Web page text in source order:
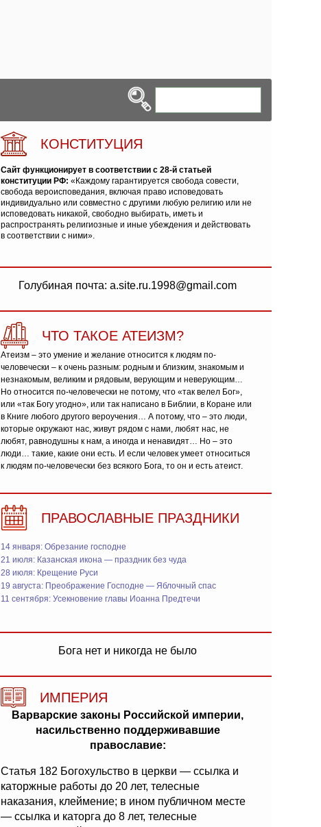
КОНСТИТУЦИЯ
Сайт функционирует в соответствии с 28-й статьей
конституции РФ: «Каждому гарантируется свобода совести,
свобода вероисповедания, включая право исповедовать
индивидуально или совместно с другими любую религию или не
исповедовать никакой, свободно выбирать, иметь и
распространять религиозные и иные убеждения и действовать
в соответствии с ними».
Голубиная почта: a.site.ru.1998@gmail.com
ЧТО ТАКОЕ АТЕИЗМ?
Атеизм – это умение и желание относится к людям по-
человечески – к очень разным: родным и близким, знакомым и
незнакомым, великим и рядовым, верующим и неверующим…
Но относится по-человечески не потому, что «так велел Бог»,
или «так Богу угодно», или так написано в Библии, в Коране или
в Книге любого другого вероучения… А потому, что – это люди,
которые окружают нас, живут рядом с нами, любят нас, не
любят, равнодушны к нам, а иногда и ненавидят… Но – это
люди… такие, какие они есть. И если человек умеет относиться
к людям по-человечески без всякого Бога, то он и есть атеист.
ПРАВОСЛАВНЫЕ ПРАЗДНИКИ
14 января: Обрезание господне
21 июля: Казанская икона — праздник без чуда
28 июля: Крещение Руси
19 августа: Преображение Господне — Яблочный спас
11 сентября: Усекновение главы Иоанна Предтечи
Бога нет и никогда не было
ИМПЕРИЯ
Варварские законы Российской империи,
насильственно поддерживавшие
православие:
Статья 182 Богохульство в церкви — ссылка и
каторжные работы до 20 лет, телесные
наказания, клеймение; в ином публичном месте
— ссылка и каторга до 8 лет, телесные